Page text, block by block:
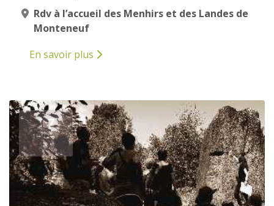
Rdv à l’accueil des Menhirs et des Landes de
Monteneuf
En savoir plus
27
JUILLET
2026